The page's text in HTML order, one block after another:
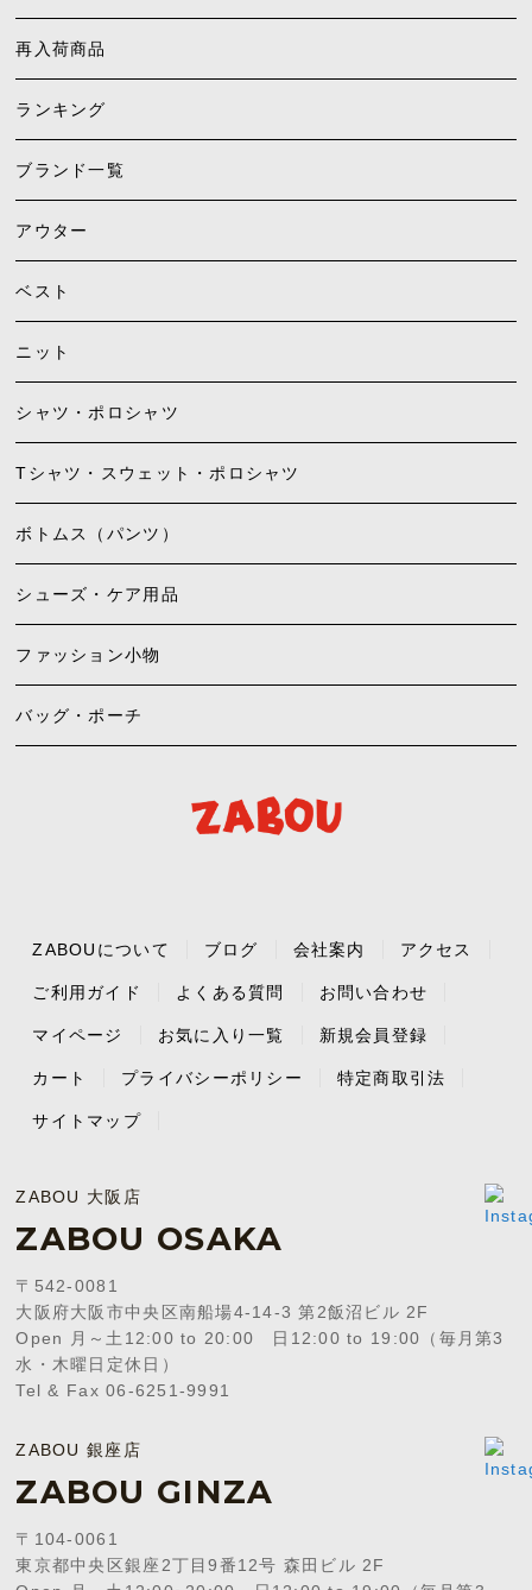
再入荷商品
ランキング
ブランド一覧
アウター
ベスト
ニット
シャツ・ポロシャツ
Tシャツ・スウェット・ポロシャツ
ボトムス（パンツ）
シューズ・ケア用品
ファッション小物
バッグ・ポーチ
ZABOUについて ブログ 会社案内 アクセス
ご利用ガイド よくある質問 お問い合わせ
マイページ お気に入り一覧 新規会員登録
カート プライバシーポリシー 特定商取引法
サイトマップ
ZABOU 大阪店
ZABOU OSAKA
〒542-0081
大阪府大阪市中央区南船場4-14-3 第2飯沼ビル 2F
Open 月～土12:00 to 20:00 日12:00 to 19:00（毎月第3
水・木曜日定休日）
Tel & Fax 06-6251-9991
ZABOU 銀座店
ZABOU GINZA
〒104-0061
東京都中央区銀座2丁目9番12号 森田ビル 2F